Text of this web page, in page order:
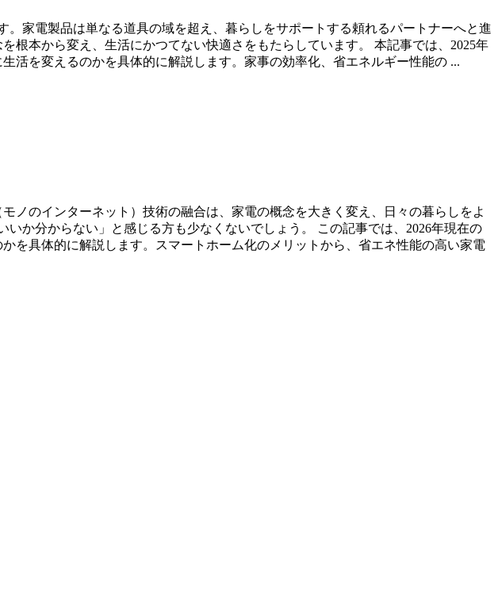
家電製品は単なる道具の域を超え、暮らしをサポートする頼れるパートナーへと進
本から変え、生活にかつてない快適さをもたらしています。 本記事では、2025年
活を変えるのかを具体的に解説します。家事の効率化、省エネルギー性能の ...
ノのインターネット）技術の融合は、家電の概念を大きく変え、日々の暮らしをよ
か分からない」と感じる方も少なくないでしょう。 この記事では、2026年現在の
を具体的に解説します。スマートホーム化のメリットから、省エネ性能の高い家電